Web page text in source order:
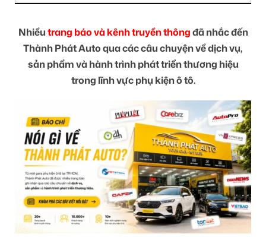
Nhiềutrang báo và kênh truyền thôngđã nhắc đến
Thành Phát Auto qua các câu chuyện về dịch vụ,
sản phẩm và hành trình phát triển thương hiệu
trong lĩnh vực phụ kiện ô tô.